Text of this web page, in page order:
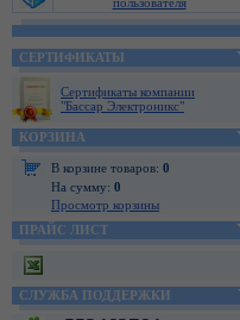
СЕРТИФИКАТЫ
Сертификаты компании
"Бассар Электроникс"
КОРЗИНА
В корзине товаров: 0
На сумму: 0
Просмотр корзины
ПРАЙС ЛИСТ
СЛУЖБА ПОДДЕРЖКИ